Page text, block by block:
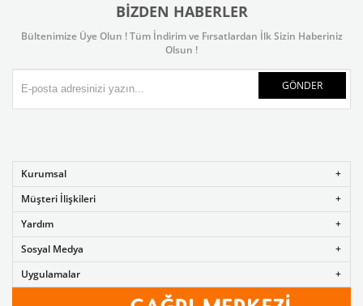
BIZDEN HABERLER
Bültenimize Üye Olun ! Tüm İndirim ve Fırsatlardan İlk Sizin Haberiniz
Olsun !
GÖNDER
Kurumsal
Müşteri İlişkileri
Yardım
Sosyal Medya
Uygulamalar